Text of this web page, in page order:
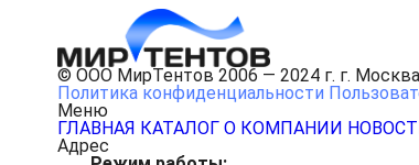
© ООО МирТентов 2006 — 2024 г. г.
Политика конфиденциальности
Меню
ГЛАВНАЯ КАТАЛОГ О КОМПАНИИ
Адрес